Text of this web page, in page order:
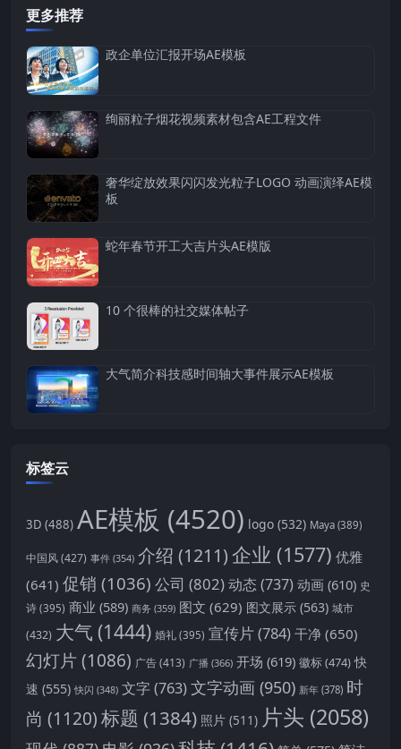
更多推荐
政企单位汇报开场AE模板
绚丽粒子烟花视频素材包含AE工程文件
奢华绽放效果闪闪发光粒子LOGO 动画演绎AE模
板
蛇年春节开工大吉片头AE模版
10 个很棒的社交媒体帖子
大气简介科技感时间轴大事件展示AE模板
标签云
3D (488) AE模板 (4520) logo (532) Maya (389)
中国风(427) 事件 (354) 介绍 (1211)企业 (1577) 优雅
(641) 促销 (1036) 公司 (802)动态 (737) 动画 (610) 史
诗 (395) 商业 (589) 商务 (359) 图文 (629) 图文展示 (563) 城市
(432) 大气 (1444) 婚礼 (395) 宣传片(784) 干净 (650)
幻灯片 (1086) 广告(413) 广播 (366) 开场 (619) 徽标(474) 快
速 (555) 快闪 (348) 文字(763)文字动画 (950) 新年 (378) 时
尚 (1120)标题 (1384) 照片 (511) 片头 (2058)